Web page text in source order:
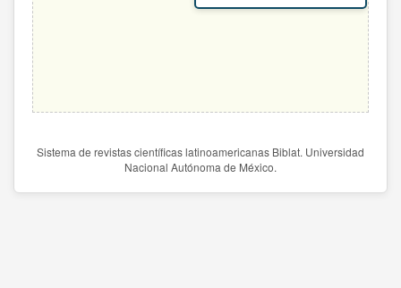
Sistema de revistas científicas latinoamericanas Biblat. Universidad
Nacional Autónoma de México.